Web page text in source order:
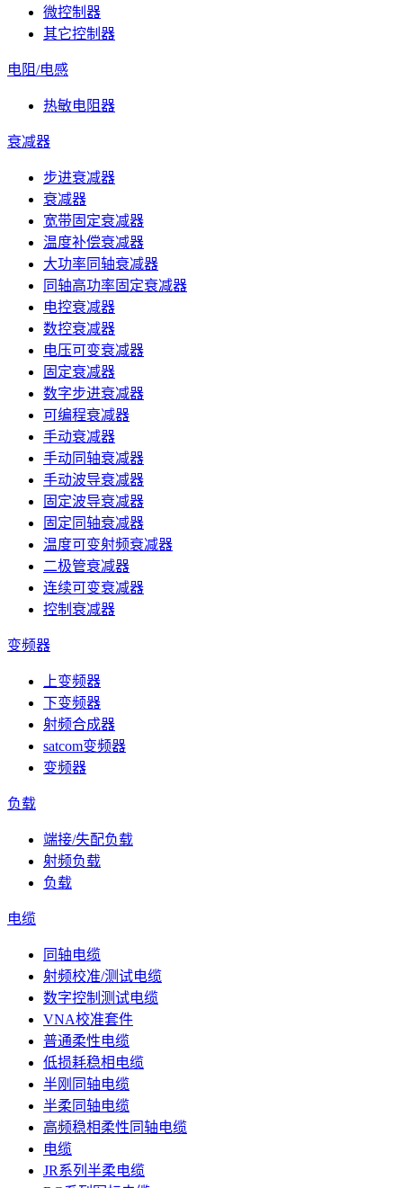
微控制器
其它控制器
电阻/电感
热敏电阻器
衰减器
步进衰减器
衰减器
宽带固定衰减器
温度补偿衰减器
大功率同轴衰减器
同轴高功率固定衰减器
电控衰减器
数控衰减器
电压可变衰减器
固定衰减器
数字步进衰减器
可编程衰减器
手动衰减器
手动同轴衰减器
手动波导衰减器
固定波导衰减器
固定同轴衰减器
温度可变射频衰减器
二极管衰减器
连续可变衰减器
控制衰减器
变频器
上变频器
下变频器
射频合成器
satcom变频器
变频器
负载
端接/失配负载
射频负载
负载
电缆
同轴电缆
射频校准/测试电缆
数字控制测试电缆
VNA校准套件
普通柔性电缆
低损耗稳相电缆
半刚同轴电缆
半柔同轴电缆
高频稳相柔性同轴电缆
电缆
JR系列半柔电缆